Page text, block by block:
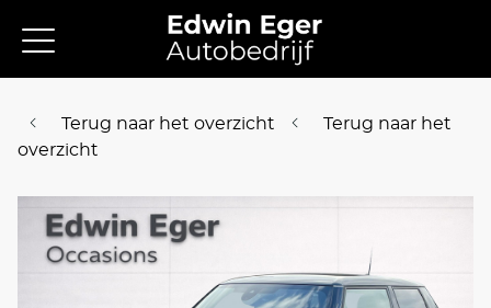
Terug naar het overzicht
Terug naar het
overzicht